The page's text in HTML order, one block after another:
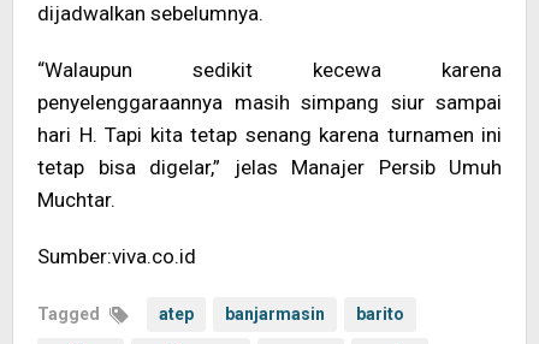
dijadwalkan sebelumnya.
“Walaupun sedikit kecewa karena
penyelenggaraannya masih simpang siur sampai
hari H. Tapi kita tetap senang karena turnamen ini
tetap bisa digelar,” jelas Manajer Persib Umuh
Muchtar.
Sumber:viva.co.id
Tagged atep banjarmasin barito